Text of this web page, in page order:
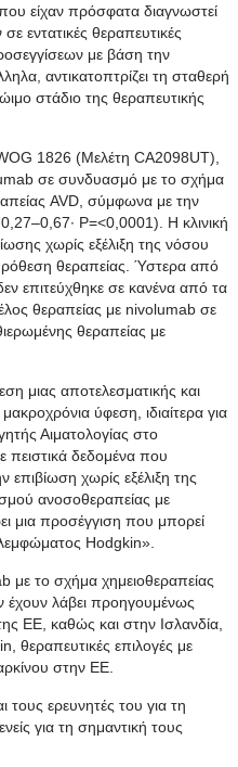
είχαν πρόσφατα διαγνωστεί
εντατικές θεραπευτικές
με βάση την
αντικατοπτρίζει τη σταθερή
στάδιο της θεραπευτικής
1826 (Μελέτη CA2098UT),
σε συνδυασμό με το σχήμα
AVD, σύμφωνα με την
P=<0,0001). Η κλινική
χωρίς εξέλιξη της νόσου
θεραπείας. Ύστερα από
επιτεύχθηκε σε κανένα από τα
θεραπείας με nivolumab σε
θεραπείας με
μιας αποτελεσματικής και
ύφεση, ιδιαίτερα για
Αιματολογίας στο
πειστικά δεδομένα που
χωρίς εξέλιξη της
ανοσοθεραπείας με
μια προσέγγιση που μπορεί
Hodgkin».
το σχήμα χημειοθεραπείας
έχουν λάβει προηγουμένως
ΕΕ, καθώς και στην Ισλανδία,
θεραπευτικές επιλογές με
στην ΕΕ.
ερευνητές του για τη
για τη σημαντική τους